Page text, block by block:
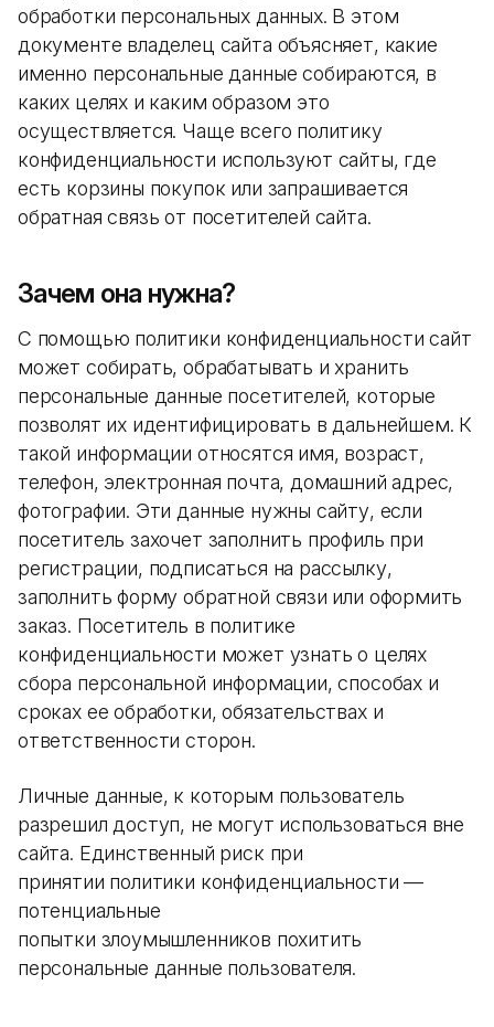
обработки персональных данных. В этом
документе владелец сайта объясняет, какие
именно персональные данные собираются, в
каких целях и каким образом это
осуществляется. Чаще всего политику
конфиденциальности используют сайты, где
есть корзины покупок или запрашивается
обратная связь от посетителей сайта.
Зачем она нужна?
С помощью политики конфиденциальности сайт
может собирать, обрабатывать и хранить
персональные данные посетителей, которые
позволят их идентифицировать в дальнейшем. К
такой информации относятся имя, возраст,
телефон, электронная почта, домашний адрес,
фотографии. Эти данные нужны сайту, если
посетитель захочет заполнить профиль при
регистрации, подписаться на рассылку,
заполнить форму обратной связи или оформить
заказ. Посетитель в политике
конфиденциальности может узнать о целях
сбора персональной информации, способах и
сроках ее обработки, обязательствах и
ответственности сторон.
Личные данные, к которым пользователь
разрешил доступ, не могут использоваться вне
сайта. Единственный риск при
принятии политики конфиденциальности —
потенциальные
попытки злоумышленников похитить
персональные данные пользователя.